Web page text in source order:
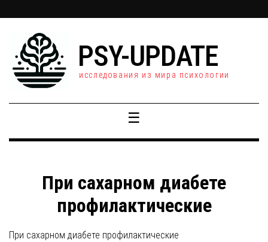
PSY-UPDATE
исследования из мира психологии
☰
При сахарном диабете
профилактические
При сахарном диабете профилактические